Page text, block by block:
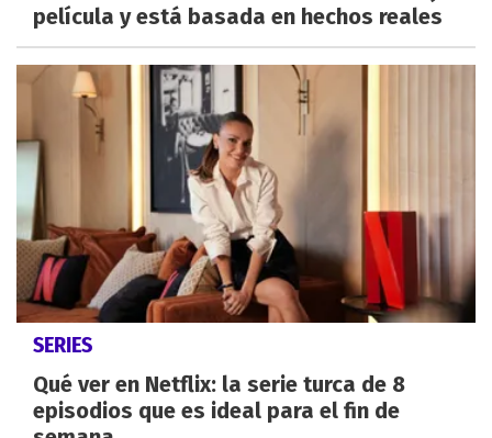
película y está basada en hechos reales
SERIES
Qué ver en Netflix: la serie turca de 8
episodios que es ideal para el fin de